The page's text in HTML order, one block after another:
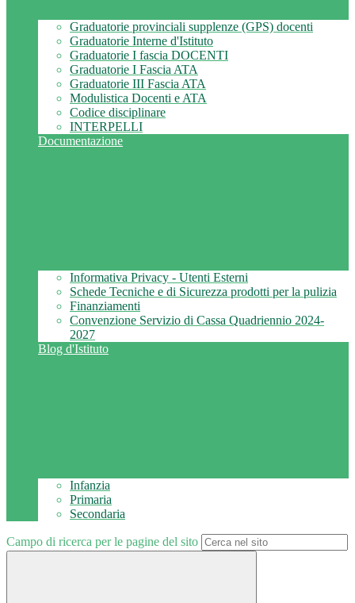
Graduatorie provinciali supplenze (GPS) docenti
Graduatorie Interne d'Istituto
Graduatorie I fascia DOCENTI
Graduatorie I Fascia ATA
Graduatorie III Fascia ATA
Modulistica Docenti e ATA
Codice disciplinare
INTERPELLI
Documentazione
Informativa Privacy - Utenti Esterni
Schede Tecniche e di Sicurezza prodotti per la pulizia
Finanziamenti
Convenzione Servizio di Cassa Quadriennio 2024-
2027
Blog d'Istituto
Infanzia
Primaria
Secondaria
Campo di ricerca per le pagine del sito